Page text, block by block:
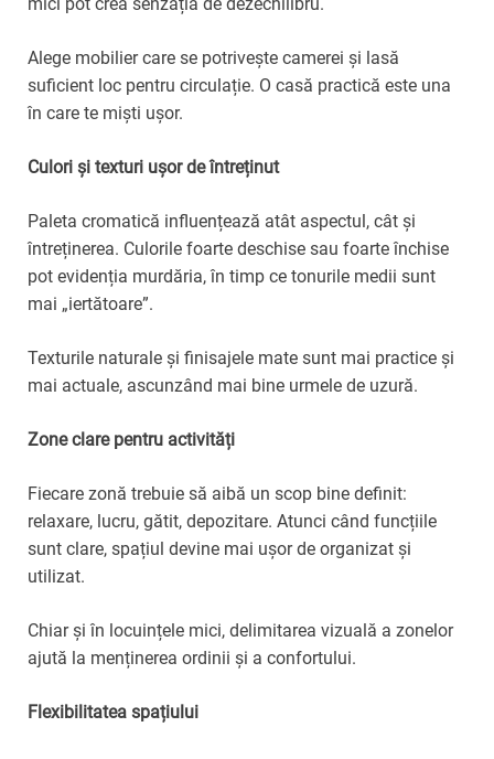
Alege mobilier care se potrivește camerei și lasă
suficient loc pentru circulație. O casă practică este una
în care te miști ușor.
Culori și texturi ușor de întreținut
Paleta cromatică influențează atât aspectul, cât și
întreținerea. Culorile foarte deschise sau foarte închise
pot evidenția murdăria, în timp ce tonurile medii sunt
mai „iertătoare”.
Texturile naturale și finisajele mate sunt mai practice și
mai actuale, ascunzând mai bine urmele de uzură.
Zone clare pentru activități
Fiecare zonă trebuie să aibă un scop bine definit:
relaxare, lucru, gătit, depozitare. Atunci când funcțiile
sunt clare, spațiul devine mai ușor de organizat și
utilizat.
Chiar și în locuințele mici, delimitarea vizuală a zonelor
ajută la menținerea ordinii și a confortului.
Flexibilitatea spațiului